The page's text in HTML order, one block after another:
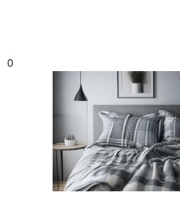
Отличия между пледом
Современный плед
0